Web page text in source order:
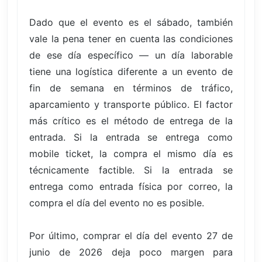
Dado que el evento es el sábado, también
vale la pena tener en cuenta las condiciones
de ese día específico — un día laborable
tiene una logística diferente a un evento de
fin de semana en términos de tráfico,
aparcamiento y transporte público. El factor
más crítico es el método de entrega de la
entrada. Si la entrada se entrega como
mobile ticket, la compra el mismo día es
técnicamente factible. Si la entrada se
entrega como entrada física por correo, la
compra el día del evento no es posible.
Por último, comprar el día del evento 27 de
junio de 2026 deja poco margen para